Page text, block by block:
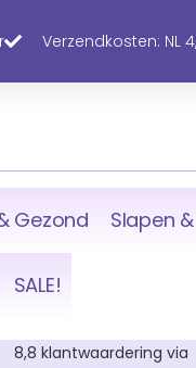
Verzendkosten: NL
Gezond Slapen
SALE!
8,8 klantwaardering via